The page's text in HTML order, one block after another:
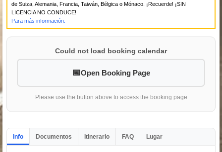
de Suiza, Alemania, Francia, Taiwán, Bélgica o Mónaco. ¡Recuerde! ¡SIN
LICENCIA NO CONDUCE!
Para más información.
Could not load booking calendar
Open Booking Page
Please use the button above to access the booking page
Info Documentos Itinerario FAQ Lugar